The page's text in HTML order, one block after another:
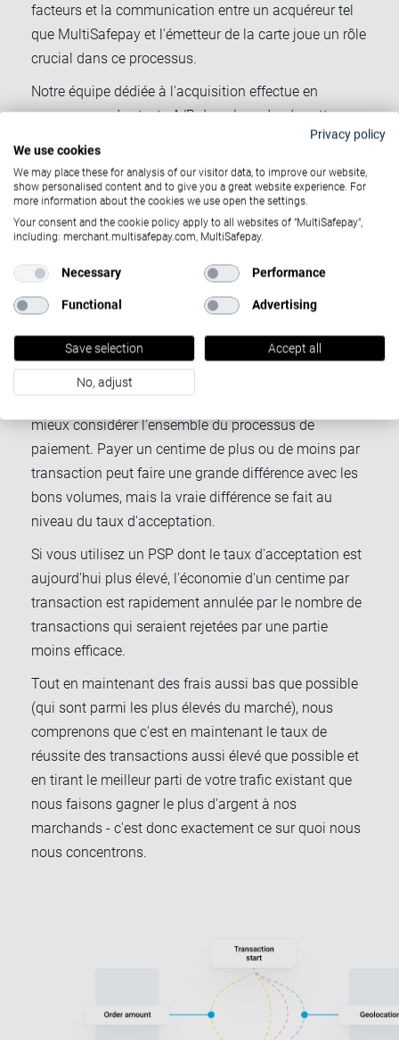
facteurs et la communication entre un acquéreur tel
que MultiSafepay et l'émetteur de la carte joue un rôle
crucial dans ce processus.
Notre équipe dédiée à l'acquisition effectue en
permanence des tests A/B dans le cadre de cette
plateforme de conversion pour vous.
Cela vous permet de profiter d'une plateforme en
constante évolution avec des conversions
croissantes sans influence de votre part.
Taux d'acceptation et
d'autorisation
Moins de parties signifie moins de frais. Mais au lieu
mieux considérer l'ensemble du processus de
paiement. Payer un centime de plus ou de moins par
transaction peut faire une grande différence avec les
bons volumes, mais la vraie différence se fait au
niveau du taux d'acceptation.
Si vous utilisez un PSP dont le taux d'acceptation est
aujourd'hui plus élevé, l'économie d'un centime par
transaction est rapidement annulée par le nombre de
transactions qui seraient rejetées par une partie
moins efficace.
Tout en maintenant des frais aussi bas que possible
(qui sont parmi les plus élevés du marché), nous
comprenons que c'est en maintenant le taux de
réussite des transactions aussi élevé que possible et
en tirant le meilleur parti de votre trafic existant que
nous faisons gagner le plus d'argent à nos
marchands - c'est donc exactement ce sur quoi nous
nous concentrons.
Privacy policy
We use cookies
We may place these for analysis of our visitor data, to improve our website,
show personalised content and to give you a great website experience. For
more information about the cookies we use open the settings.
Your consent and the cookie policy apply to all websites of "MultiSafepay",
including: merchant.multisafepay.com, MultiSafepay.
Necessary Performance
Functional Advertising
Save selection Accept all
No, adjust